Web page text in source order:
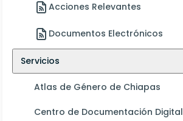
Acciones Relevantes
Documentos Electrónicos
Servicios
Atlas de Género de Chiapas
Centro de Documentación Digital